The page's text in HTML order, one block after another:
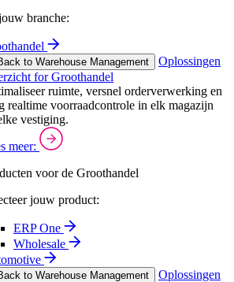
branche:
to Warehouse Management
Oplossingen
for Groothandel
ruimte, versnel orderverwerking en
realtime voorraadcontrole in elk magazijn
vestiging.
meer:
voor de Groothandel
jouw product:
ERP One
Wholesale
to Warehouse Management
Oplossingen